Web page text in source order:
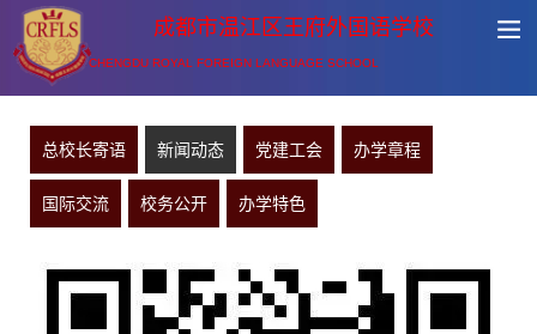
成都市温江区王府外国语学校
CHENGDU ROYAL FOREIGN LANGUAGE SCHOOL
总校长寄语 新闻动态 党建工会 办学章程
国际交流 校务公开 办学特色